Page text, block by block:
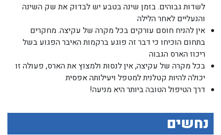
לשדות גבוהים. בזמן שינה בטבע יש לבדוק את שק השינה
והנעליים לאחר הלילה
אין להניח חוסם עורקים בכל מקרה של עקיצה. מחקרים
בתחום הוכיחו כי דבר זה פוגע ברקמות האיבר הפגוע בשל
ריכוז הארס הגבוה
בכל מקרה של עקיצה, אין לנסות ולמצוץ את הארס, פעולה זו
יכולה להיות קטלנית למטפל ויעילותה אפסית
דרך הטיפול הטובה ביותר היא מניעה!
נחשים